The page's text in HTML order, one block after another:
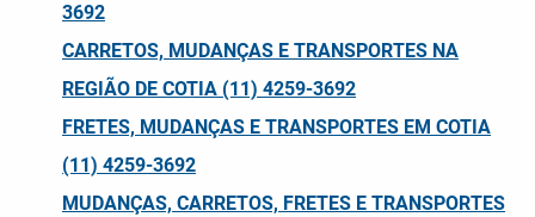
3692
CARRETOS, MUDANÇAS E TRANSPORTES NA
REGIÃO DE COTIA (11) 4259-3692
FRETES, MUDANÇAS E TRANSPORTES EM COTIA
(11) 4259-3692
MUDANÇAS, CARRETOS, FRETES E TRANSPORTES